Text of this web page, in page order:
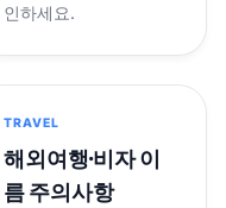
인하세요.
TRAVEL
해외여행·비자 이
름 주의사항